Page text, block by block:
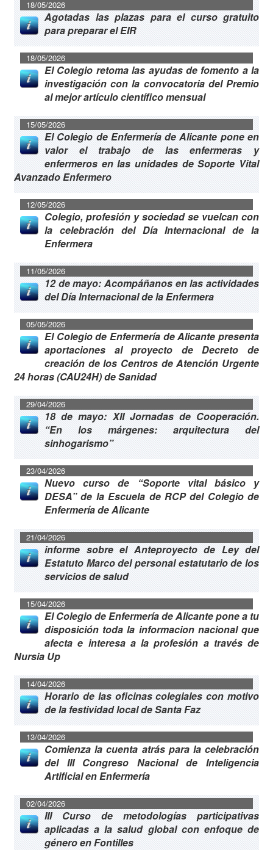
18/05/2026
Agotadas las plazas para el curso gratuito
para preparar el EIR
18/05/2026
El Colegio retoma las ayudas de fomento a la
investigación con la convocatoria del Premio
al mejor artículo científico mensual
15/05/2026
El Colegio de Enfermería de Alicante pone en
valor el trabajo de las enfermeras y
enfermeros en las unidades de Soporte Vital
Avanzado Enfermero
12/05/2026
Colegio, profesión y sociedad se vuelcan con
la celebración del Día Internacional de la
Enfermera
11/05/2026
12 de mayo: Acompáñanos en las actividades
del Día Internacional de la Enfermera
05/05/2026
El Colegio de Enfermería de Alicante presenta
aportaciones al proyecto de Decreto de
creación de los Centros de Atención Urgente
24 horas (CAU24H) de Sanidad
29/04/2026
18 de mayo: XII Jornadas de Cooperación.
“En los márgenes: arquitectura del
sinhogarismo”
23/04/2026
Nuevo curso de “Soporte vital básico y
DESA” de la Escuela de RCP del Colegio de
Enfermería de Alicante
21/04/2026
informe sobre el Anteproyecto de Ley del
Estatuto Marco del personal estatutario de los
servicios de salud
15/04/2026
El Colegio de Enfermería de Alicante pone a tu
disposición toda la informacion nacional que
afecta e interesa a la profesión a través de
Nursia Up
14/04/2026
Horario de las oficinas colegiales con motivo
de la festividad local de Santa Faz
13/04/2026
Comienza la cuenta atrás para la celebración
del III Congreso Nacional de Inteligencia
Artificial en Enfermería
02/04/2026
III Curso de metodologías participativas
aplicadas a la salud global con enfoque de
género en Fontilles